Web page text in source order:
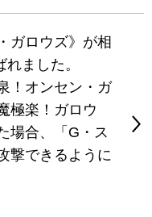
ガロウズ》が相
ました。
！オンセン・ガ
極楽！ガロウ
場合、「G・ス
撃できるように